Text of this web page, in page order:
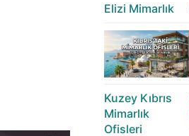
Elizi Mimarlık
Kuzey Kıbrıs
Mimarlık
Ofisleri